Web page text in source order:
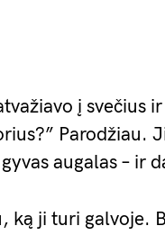
į svečius
Parodžiau.
augalas – ir
ką ji turi galvoje.